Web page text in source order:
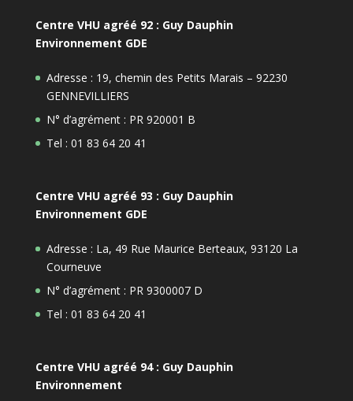
Centre VHU agréé 92 : Guy Dauphin
Environnement GDE
Adresse : 19, chemin des Petits Marais – 92230
GENNEVILLIERS
N° d’agrément : PR 920001 B
Tel : 01 83 64 20 41
Centre VHU agréé 93 : Guy Dauphin
Environnement GDE
Adresse : La, 49 Rue Maurice Berteaux, 93120 La
Courneuve
N° d’agrément : PR 9300007 D
Tel : 01 83 64 20 41
Centre VHU agréé 94 : Guy Dauphin
Environnement